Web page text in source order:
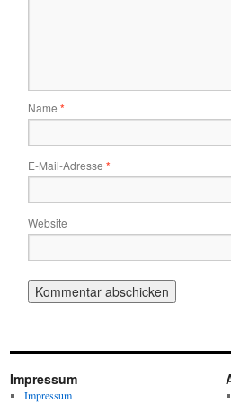
Name *
E-Mail-Adresse *
Website
Impressum
Impressum